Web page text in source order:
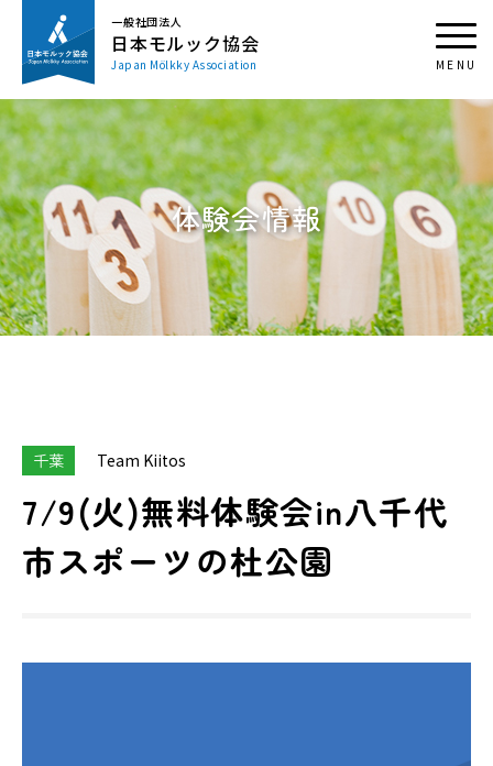
一般社団法人
日本モルック協会
Japan Mölkky Association
体験会情報
千葉 Team Kiitos
7/9(火)無料体験会in八千代
市スポーツの杜公園